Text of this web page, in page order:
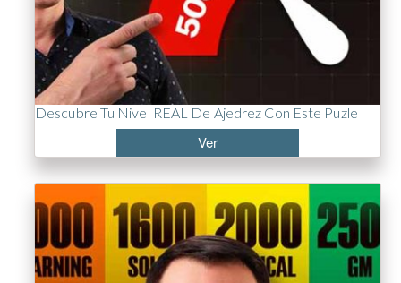
Descubre Tu Nivel REAL De Ajedrez Con Este Puzle
Ver